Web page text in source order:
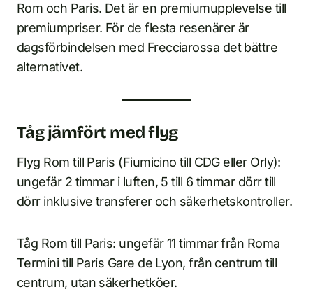
Rom och Paris. Det är en premiumupplevelse till
premiumpriser. För de flesta resenärer är
dagsförbindelsen med Frecciarossa det bättre
alternativet.
Tåg jämfört med flyg
Flyg Rom till Paris (Fiumicino till CDG eller Orly):
ungefär 2 timmar i luften, 5 till 6 timmar dörr till
dörr inklusive transferer och säkerhetskontroller.
Tåg Rom till Paris: ungefär 11 timmar från Roma
Termini till Paris Gare de Lyon, från centrum till
centrum, utan säkerhetköer.